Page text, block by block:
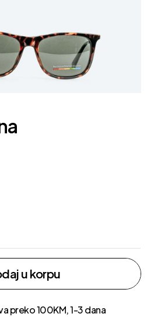
u korpu
preko 100KM, 1-3 dana